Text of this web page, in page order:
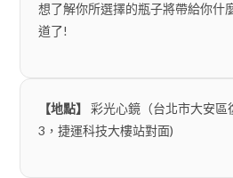
想了解你所選擇的瓶子將帶給你什
道了!
【地點】
彩光心鏡（台北市大安區
3，捷運科技大樓站對面)